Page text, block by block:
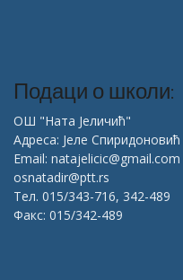
Подаци о школи:
ОШ "Ната Јеличић"
Адреса: Јеле
Email: natajelicic@gmail.com
osnatadir@ptt.rs
Тел. 015/343-716, 342-489
Факс: 015/342-489